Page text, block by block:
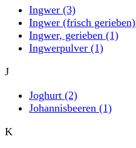
Ingwer (3)
Ingwer (frisch gerieben)
Ingwer, gerieben (1)
Ingwerpulver (1)
J
Joghurt (2)
Johannisbeeren (1)
K